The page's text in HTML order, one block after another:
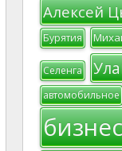
Алексей
Бурятия
Селенга
автомобильное
бизнес